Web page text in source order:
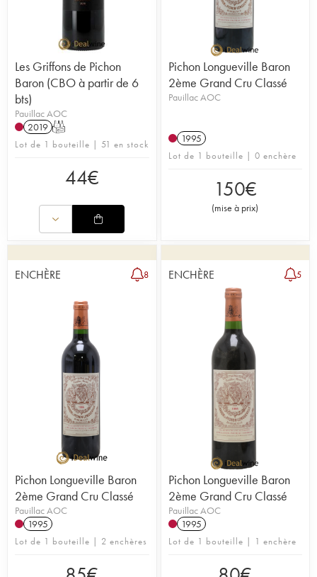
Les Griffons de Pichon
Baron (CBO à partir de 6
bts)
Pauillac AOC
2019 T
Lot de 1 bouteille | 51 en stock
44€
Pichon Longueville Baron
2ème Grand Cru Classé
Pauillac AOC
1995
Lot de 1 bouteille | 0 enchère
150€
(mise à prix)
ENCHÈRE 8
Pichon Longueville Baron
2ème Grand Cru Classé
Pauillac AOC
1995
Lot de 1 bouteille | 2 enchères
ENCHÈRE 5
Pichon Longueville Baron
2ème Grand Cru Classé
Pauillac AOC
1995
Lot de 1 bouteille | 1 enchère